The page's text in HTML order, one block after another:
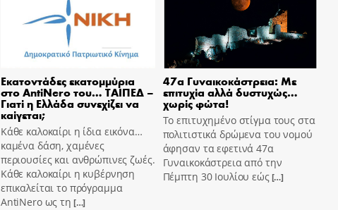
Εκατοντάδες εκατομμύρια
στο AntiNero του… ΤΑΙΠΕΔ –
Γιατί η Ελλάδα συνεχίζει να
καίγεται;
Κάθε καλοκαίρι η ίδια εικόνα…
καμένα δάση, χαμένες
περιουσίες και ανθρώπινες ζωές.
Κάθε καλοκαίρι η κυβέρνηση
επικαλείται το πρόγραμμα
AntiNero ως τη […]
47α Γυναικοκάστρεια: Με
επιτυχία αλλά δυστυχώς…
χωρίς φώτα!
Το επιτυχημένο στίγμα τους στα
πολιτιστικά δρώμενα του νομού
άφησαν τα εφετινά 47α
Γυναικοκάστρεια από την
Πέμπτη 30 Ιουλίου εώς[…]